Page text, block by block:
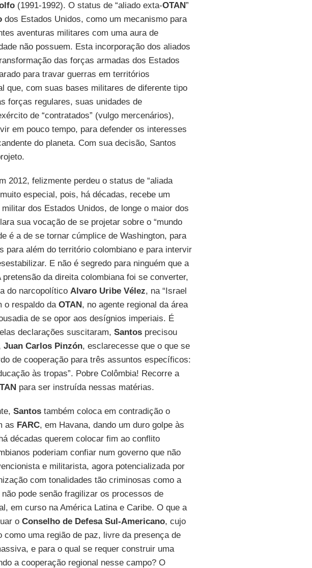
(1991-1992). O status de “aliado exta-OTAN”
dos Estados Unidos, como um mecanismo para
aventuras militares com uma aura de
não possuem. Esta incorporação dos aliados
das forças armadas dos Estados
para travar guerras em territórios
que, com suas bases militares de diferente tipo
forças regulares, suas unidades de
de “contratados” (vulgo mercenários),
em pouco tempo, para defender os interesses
do planeta. Com sua decisão, Santos
2012, felizmente perdeu o status de “aliada
especial, pois, há décadas, recebe um
dos Estados Unidos, de longe o maior dos
sua vocação de se projetar sobre o “mundo
é a de se tornar cúmplice de Washington, para
para além do território colombiano e para intervir
E não é segredo para ninguém que a
da direita colombiana foi se converter,
do narcopolítico Alvaro Uribe Vélez, na “Israel
o respaldo da OTAN, no agente regional da área
de se opor aos desígnios imperiais. É
declarações suscitaram, Santosprecisou
Juan Carlos Pinzón, esclarecesse que o que se
de cooperação para três assuntos específicos:
às tropas”. Pobre Colômbia! Recorre a
para ser instruída nessas matérias.
Santostambém coloca em contradição o
as FARC, em Havana, dando um duro golpe às
décadas querem colocar fim ao conflito
poderiam confiar num governo que não
e militarista, agora potencializada por
com tonalidades tão criminosas como a
pode senão fragilizar os processos de
em curso na América Latina e Caribe. O que a
o Conselho de Defesa Sul-Americano, cujo
como uma região de paz, livre da presença de
e para o qual se requer construir uma
a cooperação regional nesse campo? O